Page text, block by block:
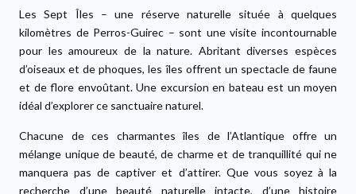
Les Sept Îles – une réserve naturelle située à quelques
kilomètres de Perros-Guirec – sont une visite incontournable
pour les amoureux de la nature. Abritant diverses espèces
d’oiseaux et de phoques, les îles offrent un spectacle de faune
et de flore envoûtant. Une excursion en bateau est un moyen
idéal d’explorer ce sanctuaire naturel.
Chacune de ces charmantes îles de l’Atlantique offre un
mélange unique de beauté, de charme et de tranquillité qui ne
manquera pas de captiver et d’attirer. Que vous soyez à la
recherche d’une beauté naturelle intacte, d’une histoire